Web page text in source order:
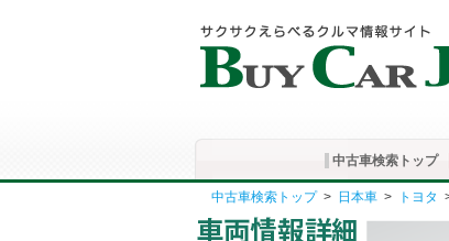
中古車検索トップ
中古車検索トップ> 日本車 > トヨタ